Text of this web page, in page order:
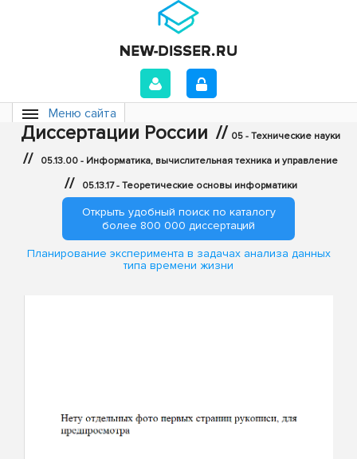
Меню сайта
Диссертации России // 05 - Технические науки
// 05.13.00 - Информатика, вычислительная техника и управление
// 05.13.17 - Теоретические основы информатики
Открыть удобный поиск по каталогу
более 800 000 диссертаций
Планирование эксперимента в задачах анализа данных
типа времени жизни